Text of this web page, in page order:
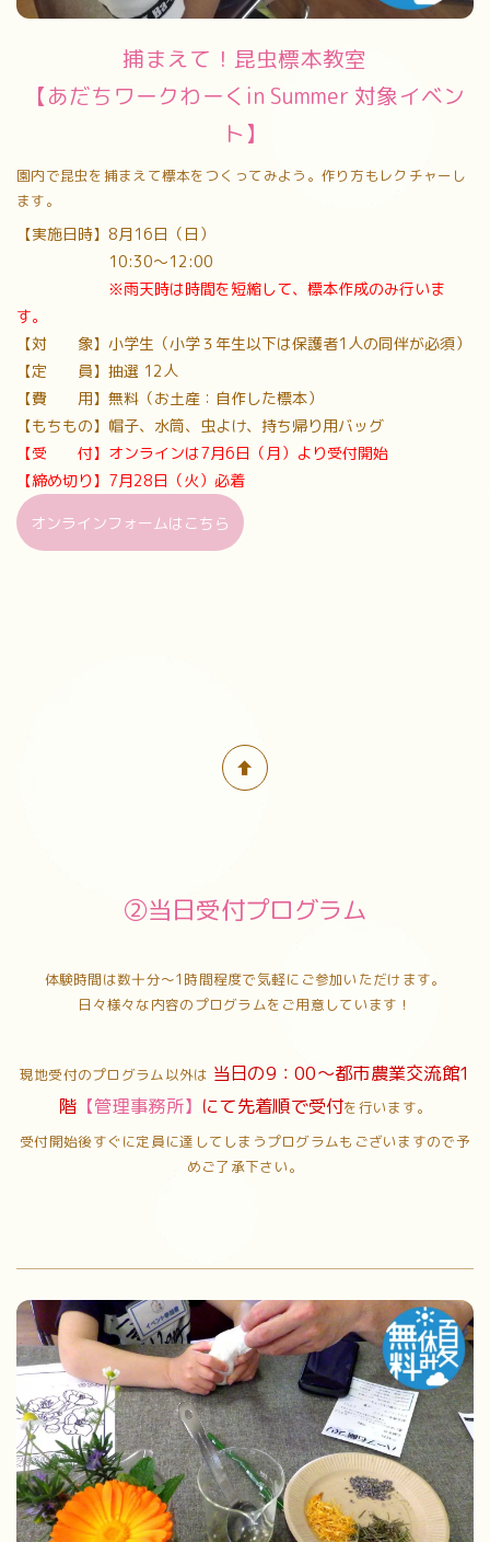
捕まえて！昆虫標本教室
【あだちワークわーくin Summer 対象イベン
ト】
園内で昆虫を捕まえて標本をつくってみよう。作り方もレクチャーし
ます。
【実施日時】8月16日（日）
10:30〜12:00
※雨天時は時間を短縮して、標本作成のみ行いま
す。
【対 象】小学生（小学３年生以下は保護者1人の同伴が必須）
【定 員】抽選 12人
【費 用】無料（お土産：自作した標本）
【もちもの】帽子、水筒、虫よけ、持ち帰り用バッグ
【受 付】オンラインは7月6日（月）より受付開始
【締め切り】7月28日（火）必着
オンラインフォームはこちら
②当日受付プログラム
体験時間は数十分～1時間程度で気軽にご参加いただけます。
日々様々な内容のプログラムをご用意しています！
現地受付のプログラム以外は 当日の9：00～都市農業交流館1
階 【管理事務所】 にて先着順で受付を行います。
受付開始後すぐに定員に達してしまうプログラムもございますので予
めご了承下さい。